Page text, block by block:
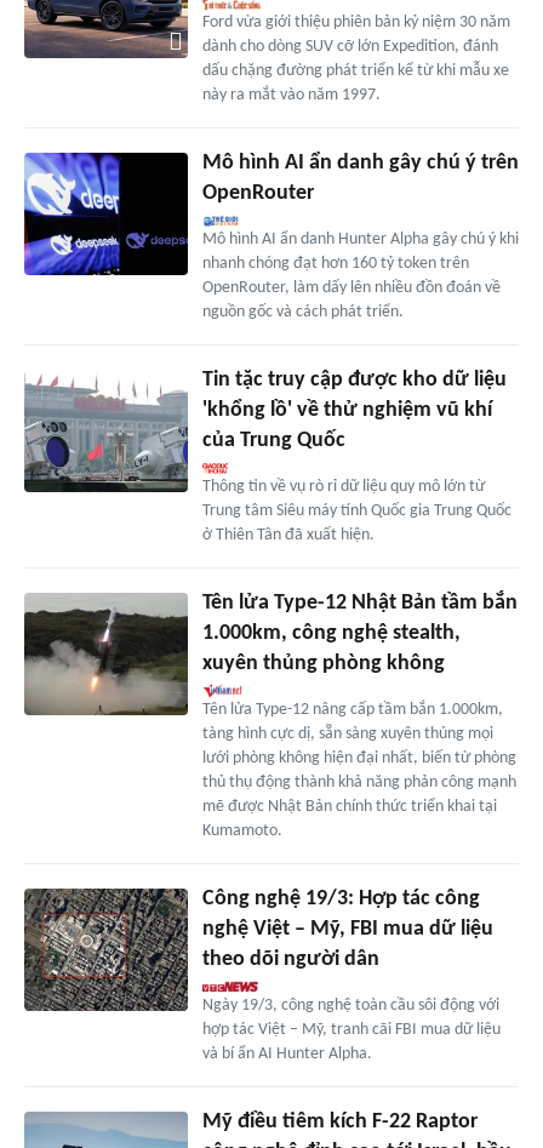
Ford vừa giới thiệu phiên bản kỷ niệm 30 năm
dành cho dòng SUV cỡ lớn Expedition, đánh
dấu chặng đường phát triển kể từ khi mẫu xe
này ra mắt vào năm 1997.
Mô hình AI ẩn danh gây chú ý trên
OpenRouter
Mô hình AI ẩn danh Hunter Alpha gây chú ý khi
nhanh chóng đạt hơn 160 tỷ token trên
OpenRouter, làm dấy lên nhiều đồn đoán về
nguồn gốc và cách phát triển.
Tin tặc truy cập được kho dữ liệu
'khổng lồ' về thử nghiệm vũ khí
của Trung Quốc
Thông tin về vụ rò rỉ dữ liệu quy mô lớn từ
Trung tâm Siêu máy tính Quốc gia Trung Quốc
ở Thiên Tân đã xuất hiện.
Tên lửa Type-12 Nhật Bản tầm bắn
1.000km, công nghệ stealth,
xuyên thủng phòng không
Tên lửa Type-12 nâng cấp tầm bắn 1.000km,
tàng hình cực dị, sẵn sàng xuyên thủng mọi
lưới phòng không hiện đại nhất, biến từ phòng
thủ thụ động thành khả năng phản công mạnh
mẽ được Nhật Bản chính thức triển khai tại
Kumamoto.
Công nghệ 19/3: Hợp tác công
nghệ Việt – Mỹ, FBI mua dữ liệu
theo dõi người dân
Ngày 19/3, công nghệ toàn cầu sôi động với
hợp tác Việt – Mỹ, tranh cãi FBI mua dữ liệu
và bí ẩn AI Hunter Alpha.
Mỹ điều tiêm kích F-22 Raptor